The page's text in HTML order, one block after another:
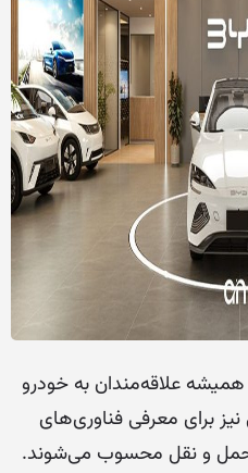
همیشه علاقه‌مندان به خودرو
برای معرفی فناوری‌های
حمل و نقل محسوب می‌شوند.